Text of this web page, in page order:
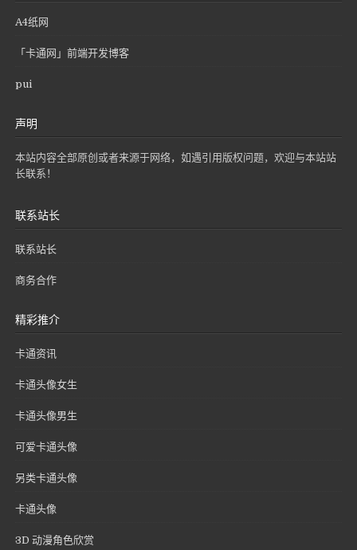
A4纸网
「卡通网」前端开发博客
pui
声明
本站内容全部原创或者来源于网络，如遇引用版权问题，欢迎与本站站
长联系！
联系站长
联系站长
商务合作
精彩推介
卡通资讯
卡通头像女生
卡通头像男生
可爱卡通头像
另类卡通头像
卡通头像
3D 动漫角色欣赏